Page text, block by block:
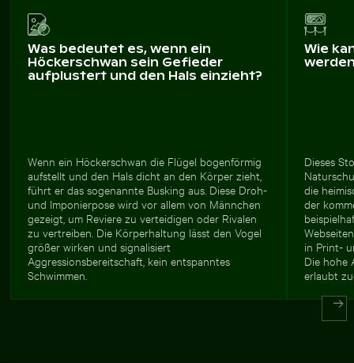
Was bedeutet es, wenn ein
Höckerschwan sein Gefieder
aufplustert und den Hals einzieht?
Wenn ein Höckerschwan die Flügel bogenförmig
aufstellt und den Hals dicht an den Körper zieht,
führt er das sogenannte Busking aus. Diese Droh-
und Imponierpose wird vor allem von Männchen
gezeigt, um Reviere zu verteidigen oder Rivalen
zu vertreiben. Die Körperhaltung lässt den Vogel
größer wirken und signalisiert
Aggressionsbereitschaft, kein entspanntes
Schwimmen.
Wie
Dieses
die
der
in Print-
Die hohe
erlaubt